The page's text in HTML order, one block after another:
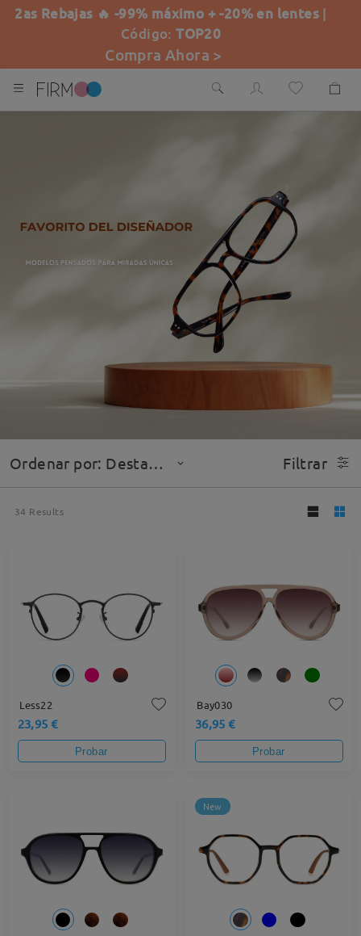
2as Rebajas 🔥 -99% máximo + -20% en lentes |
Código:TOP20
Compra Ahora >
Ordenar por: Destacado Filtrar
34 Results
Less22
23,95 €
Probar
Bay030
36,95 €
Probar
New